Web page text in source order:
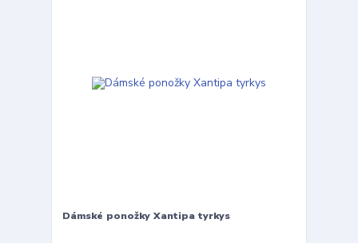
Dámské ponožky Xantipa tyrkys